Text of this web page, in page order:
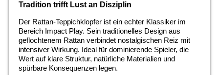
Tradition trifft Lust an Disziplin
Der Rattan-Teppichklopfer ist ein echter Klassiker im
Bereich Impact Play. Sein traditionelles Design aus
geflochtenem Rattan verbindet nostalgischen Reiz mit
intensiver Wirkung. Ideal für dominierende Spieler, die
Wert auf klare Struktur, natürliche Materialien und
spürbare Konsequenzen legen.